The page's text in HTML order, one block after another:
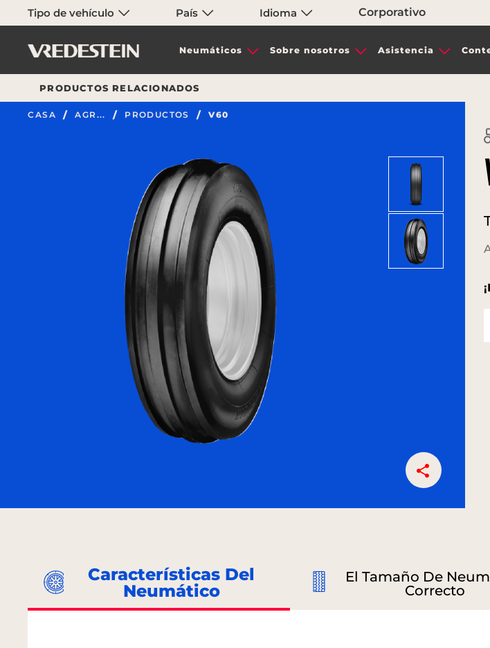
Tipo de vehículo País Idioma Corporativo
Neumáticos Sobre nosotros Asistencia
PRODUCTOS RELACIONADOS
CASA AGR... PRODUCTOS V60
Características Del
Neumático
El Tamaño De
Correcto